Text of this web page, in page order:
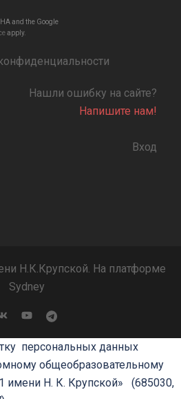
and the Google
apply.
Нашли ошибку на сайте?
Напишите нам!
Вход
Н.К.Крупской. На платформе
Sydney
персональных данных
общеобразовательному
Н. К. Крупской»
(685030,